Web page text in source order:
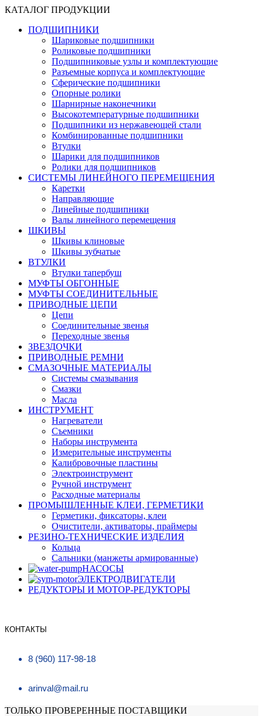
КАТАЛОГ ПРОДУКЦИИ
ПОДШИПНИКИ
Шариковые подшипники
Роликовые подшипники
Подшипниковые узлы и комплектующие
Разъемные корпуса и комплектующие
Сферические подшипники
Опорные ролики
Шарнирные наконечники
Высокотемпературные подшипники
Подшипники из нержавеющей стали
Комбинированные подшипники
Втулки
Шарики для подшипников
Ролики для подшипников
СИСТЕМЫ ЛИНЕЙНОГО ПЕРЕМЕЩЕНИЯ
Каретки
Направляющие
Линейные подшипники
Валы линейного перемещения
ШКИВЫ
Шкивы клиновые
Шкивы зубчатые
ВТУЛКИ
Втулки тапербуш
МУФТЫ ОБГОННЫЕ
МУФТЫ СОЕДИНИТЕЛЬНЫЕ
ПРИВОДНЫЕ ЦЕПИ
Цепи
Соединительные звенья
Переходные звенья
ЗВЕЗДОЧКИ
ПРИВОДНЫЕ РЕМНИ
СМАЗОЧНЫЕ МАТЕРИАЛЫ
Системы смазывания
Смазки
Масла
ИНСТРУМЕНТ
Нагреватели
Съемники
Наборы инструмента
Измерительные инструменты
Калибровочные пластины
Электроинструмент
Ручной инструмент
Расходные материалы
ПРОМЫШЛЕННЫЕ КЛЕИ, ГЕРМЕТИКИ
Герметики, фиксаторы, клеи
Очистители, активаторы, праймеры
РЕЗИНО-ТЕХНИЧЕСКИЕ ИЗДЕЛИЯ
Кольца
Сальники (манжеты армированные)
НАСОСЫ
ЭЛЕКТРОДВИГАТЕЛИ
РЕДУКТОРЫ И МОТОР-РЕДУКТОРЫ
КОНТАКТЫ
8 (960) 117-98-18
arinval@mail.ru
ТОЛЬКО ПРОВЕРЕННЫЕ ПОСТАВЩИКИ